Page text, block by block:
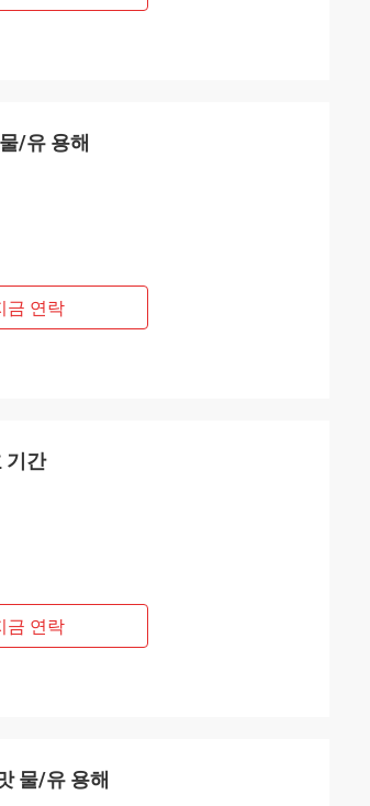
/유 용해
금 연락
기간
금 연락
물/유 용해